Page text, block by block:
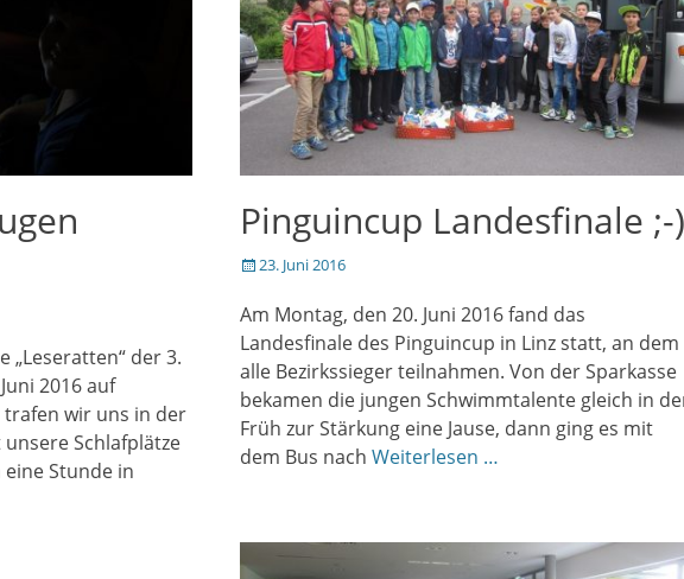
„Leseratten“ der 3.
2016 auf
trafen wir uns in der
Schlafplätze
Stunde in
Pinguincup Landesfinale ;-)
Veröffentlicht
23. Juni 2016
Am Montag, den 20. Juni 2016 fand das
Landesfinale des Pinguincup in Linz statt, an dem
alle Bezirkssieger teilnahmen. Von der Sparkasse
bekamen die jungen Schwimmtalente gleich in
Früh zur Stärkung eine Jause, dann ging es mit
dem Bus nach Weiterlesen …